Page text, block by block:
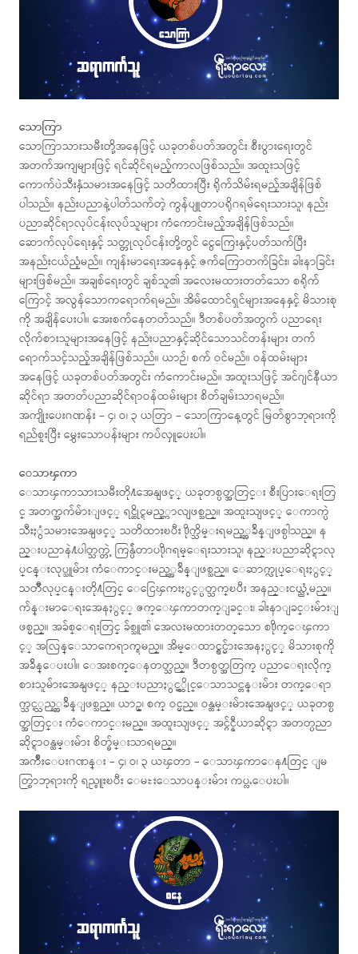
သောကြာ
သောကြာသားသမီးတို့အနေဖြင့် ယခုတစ်ပတ်အတွင်း စီးပွားရေးတွင်
အတက်အကျများဖြင့် ရင်ဆိုင်ရမည့်ကာလဖြစ်သည်။ အထူးသဖြင့်
ကောက်ပဲသီးနှံသမားအနေဖြင့် သတိထားပြီး ရိုက်သိမ်းရမည့်အချိန်ဖြစ်
ပါသည်။ နည်းပညာနဲ့ပါတ်သက်တဲ့ ကွန်ပျူတာပရိုဂရမ်ရေးသားသူ၊ နည်း
ပညာဆိုင်ရာလုပ်ငန်းလုပ်သူများ ကံကောင်းမည့်အချိန်ဖြစ်သည်။
ဆောက်လုပ်ရေးနှင့် သတ္တုလုပ်ငန်းတို့တွင် ငွေကြေးနှင့်ပတ်သက်ပြီး
အနည်းငယ်ညံ့မည်။ ကျန်းမာရေးအနေနှင့် ဇက်ကြောတက်ခြင်း၊ ခါးနာခြင်း
များဖြစ်မည်။ အချစ်ရေးတွင် ချစ်သူ၏ အလေးမထားတတ်သော စရိုက်
ကြောင့် အလွန်သောကရောက်ရမည်။ အိမ်ထောင်ရှင်များအနေနှင့် မိသားစု
ကို အချိန်ပေးပါ။ အေးစက်နေတတ်သည်။ ဒီတစ်ပတ်အတွက် ပညာရေး
လိုက်စားသူများအနေဖြင့် နည်းပညာနှင့်ဆိုင်သောသင်တန်းများ တက်
ရောက်သင့်သည့်အချိန်ဖြစ်သည်။ ယာဉ်၊ စက် ဝင်မည်။ ဝန်ထမ်းများ
အနေဖြင့် ယခုတစ်ပတ်အတွင်း ကံကောင်းမည်။ အထူးသဖြင့် အင်ဂျင်နီယာ
ဆိုင်ရာ အတတ်ပညာဆိုင်ရာဝန်ထမ်းများ စိတ်ချမ်းသာရမည်။
အကျိုးပေးဂဏန်း – ၄၊ ဝ၊ ၃ ယတြာ – သောကြာနေ့တွင် မြတ်စွာဘုရားကို
ရည်စူးပြီး မွှေးသောပန်းများ ကပ်လှူပေးပါ။
ေသာၾကာ
ေသာၾကာသားသမီးတို႔အေနျဖင့္ ယခုတစ္ပတ္အတြင္း စီးပြားေရးတြ
င္ အတက္အက်မ်ားျဖင့္ ရင္ဆိုင္ရမည့္ကာလျဖစ္သည္။ အထူးသျဖင့္ ေကာက္ပဲ
သီးႏွံသမားအေနျဖင့္ သတိထားၿပီး ႐ိုက္သိမ္းရမည့္အခ်ိန္ျဖစ္ပါသည္။ န
ည္းပညာနဲ႔ပါတ္သက္တဲ့ ကြန္ပ်ဴတာပ႐ိုဂရမ္ေရးသားသူ၊ နည္းပညာဆိုင္ရာလု
ပ္ငန္းလုပ္သူမ်ား ကံေကာင္းမည့္အခ်ိန္ျဖစ္သည္။ ေဆာက္လုပ္ေရးႏွင့္
သတၱဳလုပ္ငန္းတို႔တြင္ ေငြေၾကးႏွင့္ပတ္သက္ၿပီး အနည္းငယ္ညံ့မည္။
က်န္းမာေရးအေနႏွင့္ ဇက္ေၾကာတက္ျခင္း၊ ခါးနာျခင္းမ်ားျ
ဖစ္မည္။ အခ်စ္ေရးတြင္ ခ်စ္သူ၏ အေလးမထားတတ္ေသာ စ႐ိုက္ေၾကာ
င့္ အလြန္ေသာကေရာက္ရမည္။ အိမ္ေထာင္ရွင္မ်ားအေနႏွင့္ မိသားစုကို
အခ်ိန္ေပးပါ။ ေအးစက္ေနတတ္သည္။ ဒီတစ္ပတ္အတြက္ ပညာေရးလိုက္
စားသူမ်ားအေနျဖင့္ နည္းပညာႏွင့္ဆိုင္ေသာသင္တန္းမ်ား တက္ေရာ
က္သင့္သည့္အခ်ိန္ျဖစ္သည္။ ယာဥ္၊ စက္ ဝင္မည္။ ဝန္ထမ္းမ်ားအေနျဖင့္ ယခုတစ္ပ
တ္အတြင္း ကံေကာင္းမည္။ အထူးသျဖင့္ အင္ဂ်င္နီယာဆိုင္ရာ အတတ္ပညာ
ဆိုင္ရာဝန္ထမ္းမ်ား စိတ္ခ်မ္းသာရမည္။
အက်ိဳးေပးဂဏန္း – ၄၊ ဝ၊ ၃ ယၾတာ – ေသာၾကာေန႔တြင္ ျမ
တ္စြာဘုရားကို ရည္စူးၿပီး ေမႊးေသာပန္းမ်ား ကပ္လႉေပးပါ။